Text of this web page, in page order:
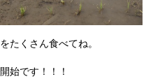
たくさん食べてね。
始です！！！